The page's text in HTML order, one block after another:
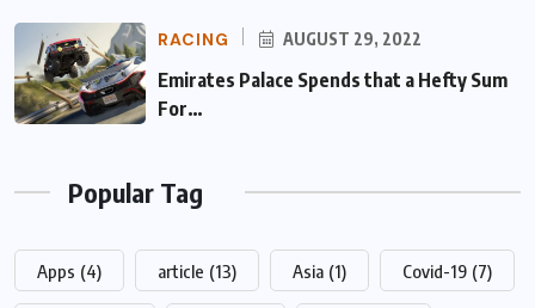
RACING AUGUST 29, 2022
Emirates Palace Spends that a Hefty Sum
For…
Popular Tag
Apps (4) article (13) Asia (1) Covid-19 (7)